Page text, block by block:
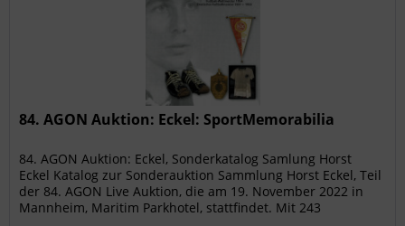
84. AGON Auktion: Eckel: SportMemorabilia
84. AGON Auktion: Eckel, Sonderkatalog Samlung Horst
Eckel Katalog zur Sonderauktion Sammlung Horst Eckel, Teil
der 84. AGON Live Auktion, die am 19. November 2022 in
Mannheim, Maritim Parkhotel, stattfindet. Mit 243